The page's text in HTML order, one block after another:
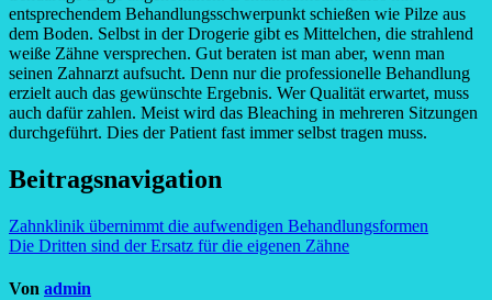
entsprechendem Behandlungsschwerpunkt schießen wie Pilze aus
dem Boden. Selbst in der Drogerie gibt es Mittelchen, die strahlend
weiße Zähne versprechen. Gut beraten ist man aber, wenn man
seinen Zahnarzt aufsucht. Denn nur die professionelle Behandlung
erzielt auch das gewünschte Ergebnis. Wer Qualität erwartet, muss
auch dafür zahlen. Meist wird das Bleaching in mehreren Sitzungen
durchgeführt. Dies der Patient fast immer selbst tragen muss.
Beitragsnavigation
Zahnklinik übernimmt die aufwendigen Behandlungsformen
Die Dritten sind der Ersatz für die eigenen Zähne
Von admin